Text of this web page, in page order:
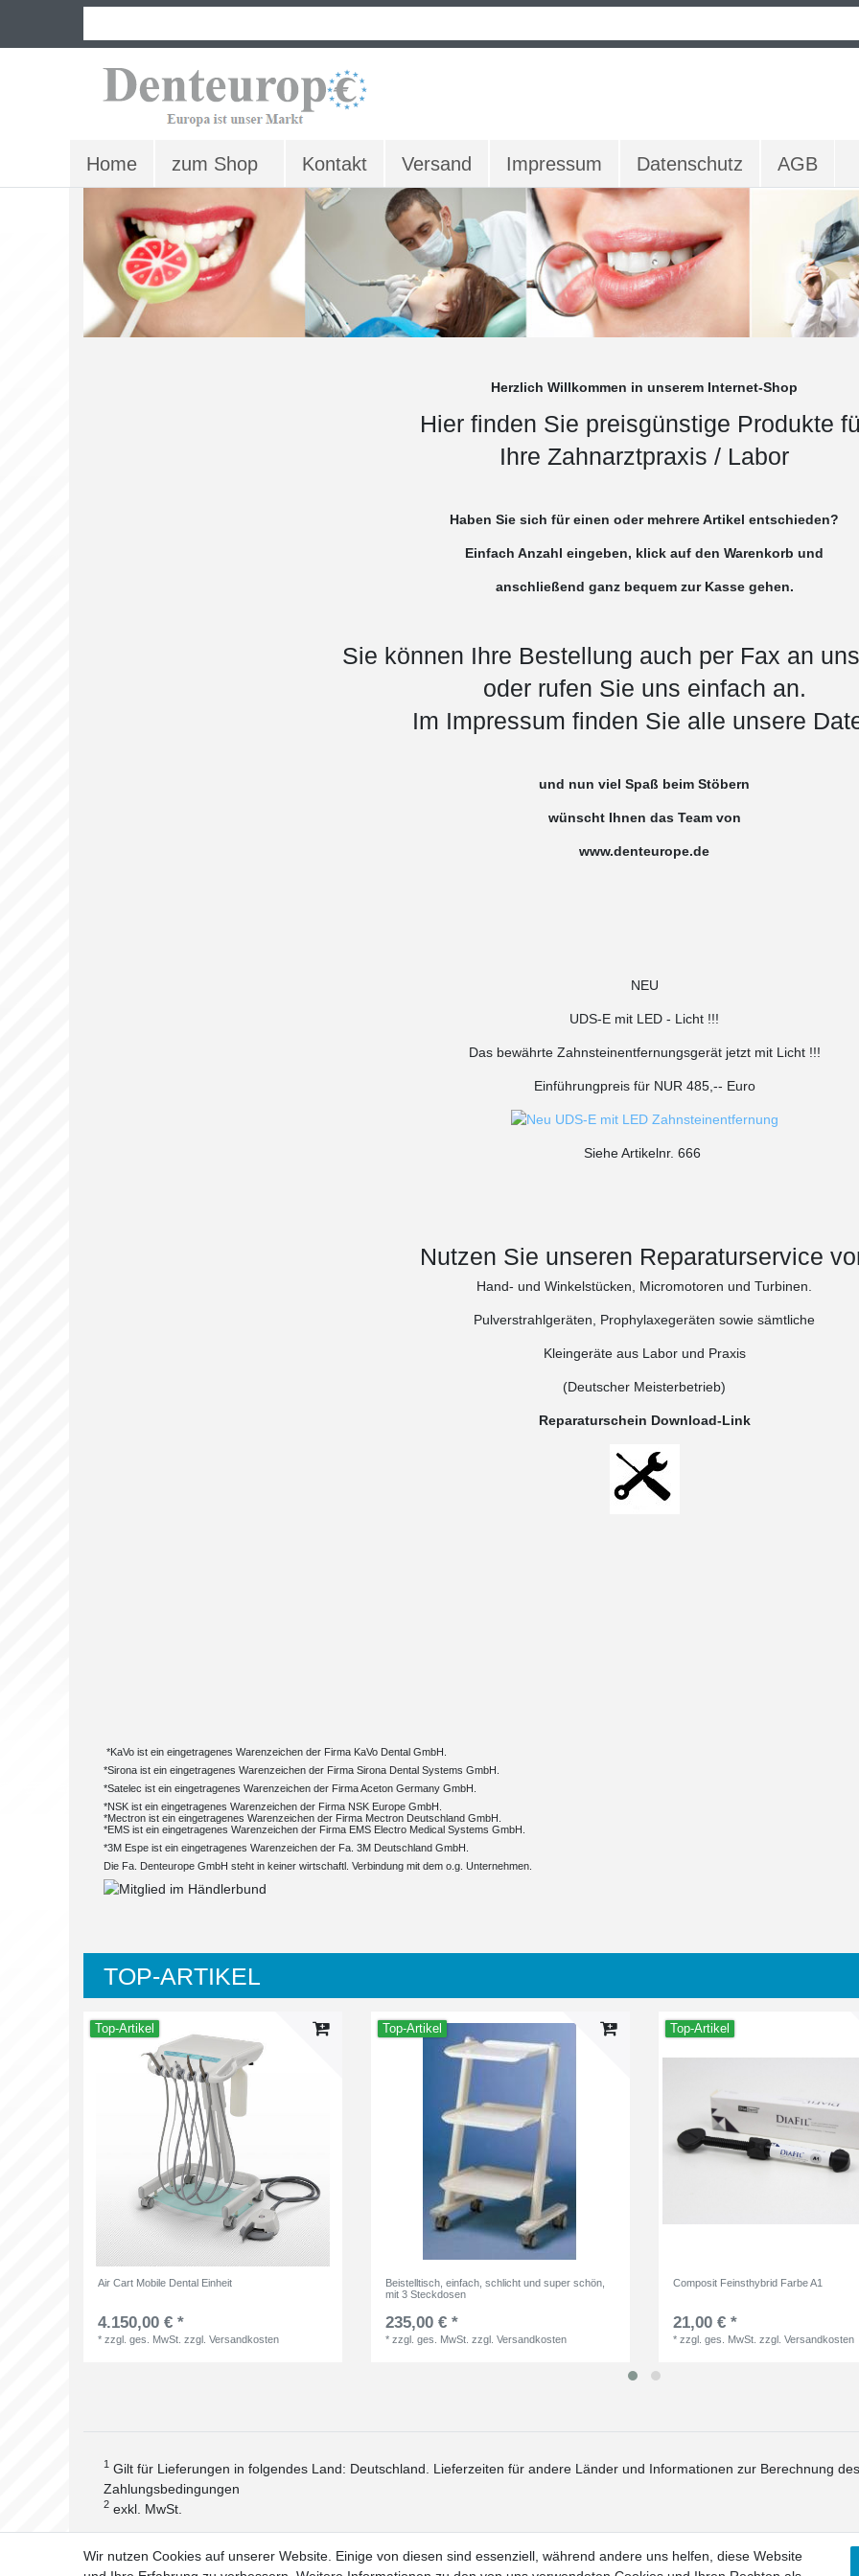
Home zum Shop Kontakt Versand Impressum Datenschutz AGB
Herzlich Willkommen in unserem Internet-Shop
Hier finden Sie preisgünstige Produkte
Ihre Zahnarztpraxis / Labor
Haben Sie sich für einen oder mehrere Artikel entschieden?
Einfach Anzahl eingeben, klick auf den Warenkorb und
anschließend ganz bequem zur Kasse gehen.
Sie können Ihre Bestellung auch per Fax an
oder rufen Sie uns einfach an.
Im Impressum finden Sie alle unsere
und nun viel Spaß beim Stöbern
wünscht Ihnen das Team von
www.denteurope.de
NEU
UDS-E mit LED - Licht !!!
Das bewährte Zahnsteinentfernungsgerät jetzt mit Licht !!!
Einführungpreis für NUR 485,-- Euro
Siehe Artikelnr. 666
Nutzen Sie unseren Reparaturservice
Hand- und Winkelstücken, Micromotoren und Turbinen.
Pulverstrahlgeräten, Prophylaxegeräten sowie sämtliche
Kleingeräte aus Labor und Praxis
(Deutscher Meisterbetrieb)
Reparaturschein Download-Link
*KaVo ist ein eingetragenes Warenzeichen der Firma KaVo Dental GmbH.
*Sirona ist ein eingetragenes Warenzeichen der Firma Sirona Dental Systems GmbH.
*Satelec ist ein eingetragenes Warenzeichen der Firma Aceton Germany GmbH.
*NSK ist ein eingetragenes Warenzeichen der Firma NSK Europe GmbH.
*Mectron ist ein eingetragenes Warenzeichen der Firma Mectron Deutschland GmbH.
*EMS ist ein eingetragenes Warenzeichen der Firma EMS Electro Medical Systems GmbH.
*3M Espe ist ein eingetragenes Warenzeichen der Fa. 3M Deutschland GmbH.
Die Fa. Denteurope GmbH steht in keiner wirtschaftl. Verbindung mit dem o.g. Unternehmen.
TOP-ARTIKEL
Top-Artikel
Air Cart Mobile Dental Einheit
4.150,00 € *
*zzgl. ges. MwSt. zzgl.Versandkosten
Top-Artikel
Beistelltisch, einfach, schlicht und super schön,
mit 3 Steckdosen
235,00 € *
*zzgl. ges. MwSt. zzgl.Versandkosten
Top-Artikel
Composit Feinsthybrid Farbe A1
21,00 € *
*zzgl. ges. MwSt. zzgl.Versandkosten
1 Gilt für Lieferungen in folgendes Land: Deutschland. Lieferzeiten für andere Länder und Informationen zur Berechnung
Zahlungsbedingungen
2 exkl. MwSt.
Wir nutzen Cookies auf unserer Website. Einige von diesen sind essenziell, während andere uns helfen, diese Website